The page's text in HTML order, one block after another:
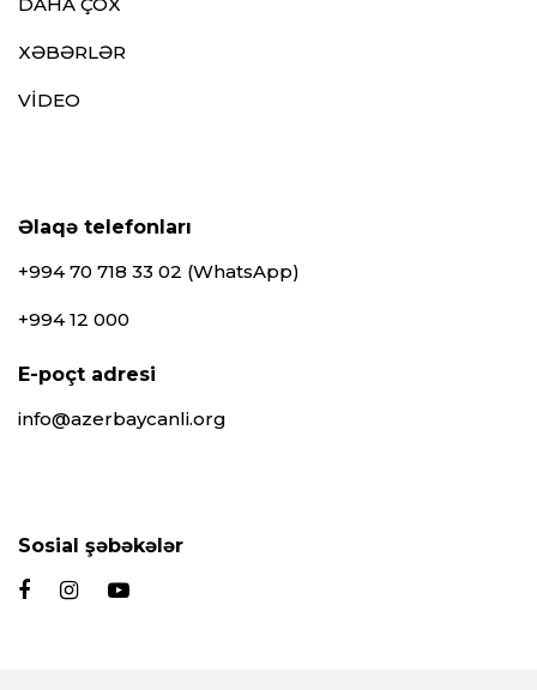
DAHA ÇOX
XƏBƏRLƏR
VİDEO
Əlaqə telefonları
+994 70 718 33 02 (WhatsApp)
+994 12 000
E-poçt adresi
info@azerbaycanli.org
Sosial şəbəkələr